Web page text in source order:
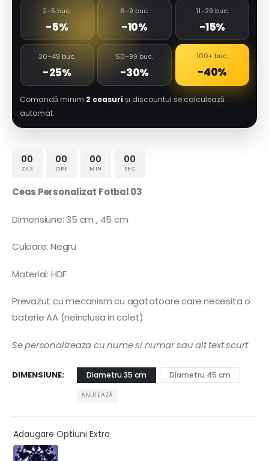
2–5 buc.
-5%
6–9 buc.
-10%
11–29 buc.
-15%
30–49 buc.
-25%
50–99 buc.
-30%
100+ buc.
-40%
Comandă minim 2 ceasuri și discountul se calculează
automat.
00
ZILE
00
ORE
00
MIN
00
SEC
Ceas Personalizat Fotbal 03
Dimensiune: 35 cm , 45 cm
Culoare: Negru
Material: HDF
Prevazut cu mecanism cu agatatoare care necesita o
baterie AA (neinclusa in colet)
Se personalizeaza cu nume si numar sau alt text scurt
DIMENSIUNE Diametru 35 cm Diametru 45 cm
ANULEAZĂ
Adaugare Optiuni Extra